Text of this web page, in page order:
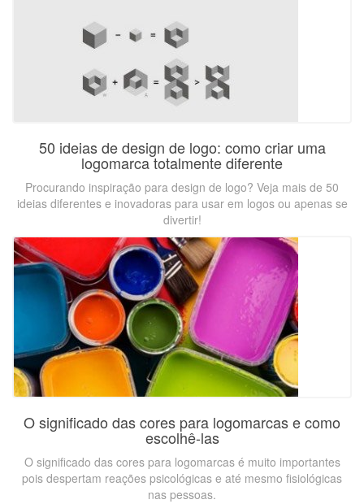
50 ideias de design de logo: como criar uma
logomarca totalmente diferente
Procurando inspiração para design de logo? Veja mais de 50
ideias diferentes e inovadoras para usar em logos ou apenas se
divertir!
O significado das cores para logomarcas e como
escolhê-las
O significado das cores para logomarcas é muito importantes
pois despertam reações psicológicas e até mesmo fisiológicas
nas pessoas.